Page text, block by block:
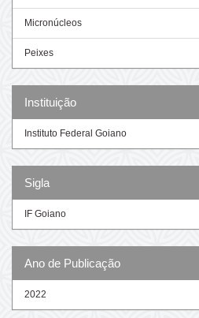
Micronúcleos
Peixes
Instituição
Instituto Federal Goiano
Sigla
IF Goiano
Ano de Publicação
2022